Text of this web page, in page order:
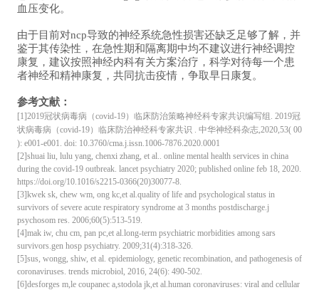
血压变化。
由于目前对ncp导致的神经系统急性损害还缺乏足够了解，并
鉴于其传染性，在急性期和隔离期中均不建议进行神经调控
康复，建议按照神经内科有关方案治疗，科学对待每一个患
者神经和精神康复，共同抗击疫情，争取早日康复。
参考文献：
[1]2019冠状病毒病（covid-19）临床防治策略神经科专家共识编写组. 2019冠
状病毒病（covid-19）临床防治神经科专家共识 . 中华神经科杂志,2020,53( 00
): e001-e001. doi: 10.3760/cma.j.issn.1006-7876.2020.0001
[2]shuai liu, lulu yang, chenxi zhang, et al.. online mental health services in china
during the covid-19 outbreak. lancet psychiatry 2020; published online feb 18, 2020.
https://doi.org/10.1016/s2215-0366(20)30077-8.
[3]kwek sk, chew wm, ong kc,et al.quality of life and psychological status in
survivors of severe acute respiratory syndrome at 3 months postdischarge.j
psychosom res. 2006;60(5):513-519.
[4]mak iw, chu cm, pan pc,et al.long-term psychiatric morbidities among sars
survivors.gen hosp psychiatry. 2009;31(4):318-326.
[5]sus, wongg, shiw, et al. epidemiology, genetic recombination, and pathogenesis of
coronaviruses. trends microbiol, 2016, 24(6): 490-502.
[6]desforges m,le coupanec a,stodola jk,et al.human coronaviruses: viral and cellular